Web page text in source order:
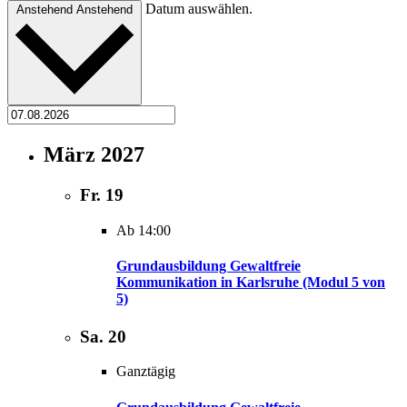
Anstehend Anstehend Datum auswählen.
März 2027
Fr. 19
Ab 14:00
Grundausbildung Gewaltfreie
Kommunikation in Karlsruhe (Modul 5 von
5)
Sa. 20
Ganztägig